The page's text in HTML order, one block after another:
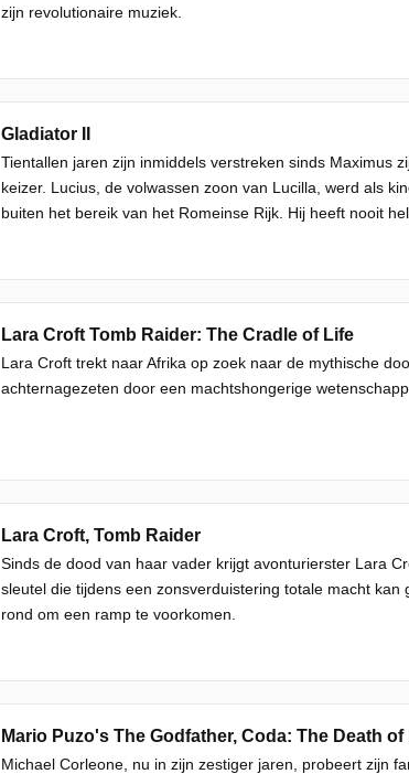
zijn revolutionaire muziek.
Gladiator II
Tientallen jaren zijn inmiddels verstreken sinds Maximus
keizer. Lucius, de volwassen zoon van Lucilla, werd als
buiten het bereik van het Romeinse Rijk. Hij heeft nooit
Lara Croft Tomb Raider: The Cradle of Life
Lara Croft trekt naar Afrika op zoek naar de mythische
achternagezeten door een machtshongerige
Lara Croft, Tomb Raider
Sinds de dood van haar vader krijgt avonturierster Lara
sleutel die tijdens een zonsverduistering totale macht
rond om een ramp te voorkomen.
Mario Puzo's The Godfather, Coda: The Death
Michael Corleone, nu in zijn zestiger jaren, probeert zijn